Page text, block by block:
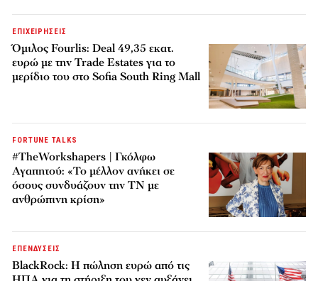
ΕΠΙΧΕΙΡΗΣΕΙΣ
Όμιλος Fourlis: Deal 49,35 εκατ.
ευρώ με την Trade Estates για το
μερίδιο του στο Sofia South Ring Mall
FORTUNE TALKS
#TheWorkshapers | Γκόλφω
Αγαπητού: «Το μέλλον ανήκει σε
όσους συνδυάζουν την ΤΝ με
ανθρώπινη κρίση»
ΕΠΕΝΔΥΣΕΙΣ
BlackRock: Η πώληση ευρώ από τις